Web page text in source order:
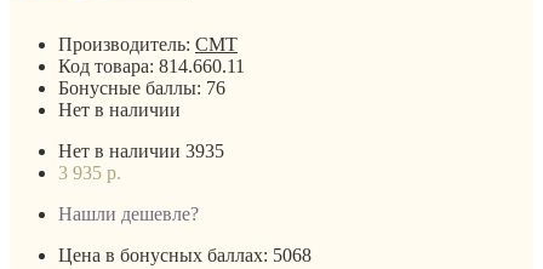
Производитель: CMT
Код товара: 814.660.11
Бонусные баллы: 76
Нет в наличии
Нет в наличии 3935
3 935 р.
Нашли дешевле?
Цена в бонусных баллах: 5068